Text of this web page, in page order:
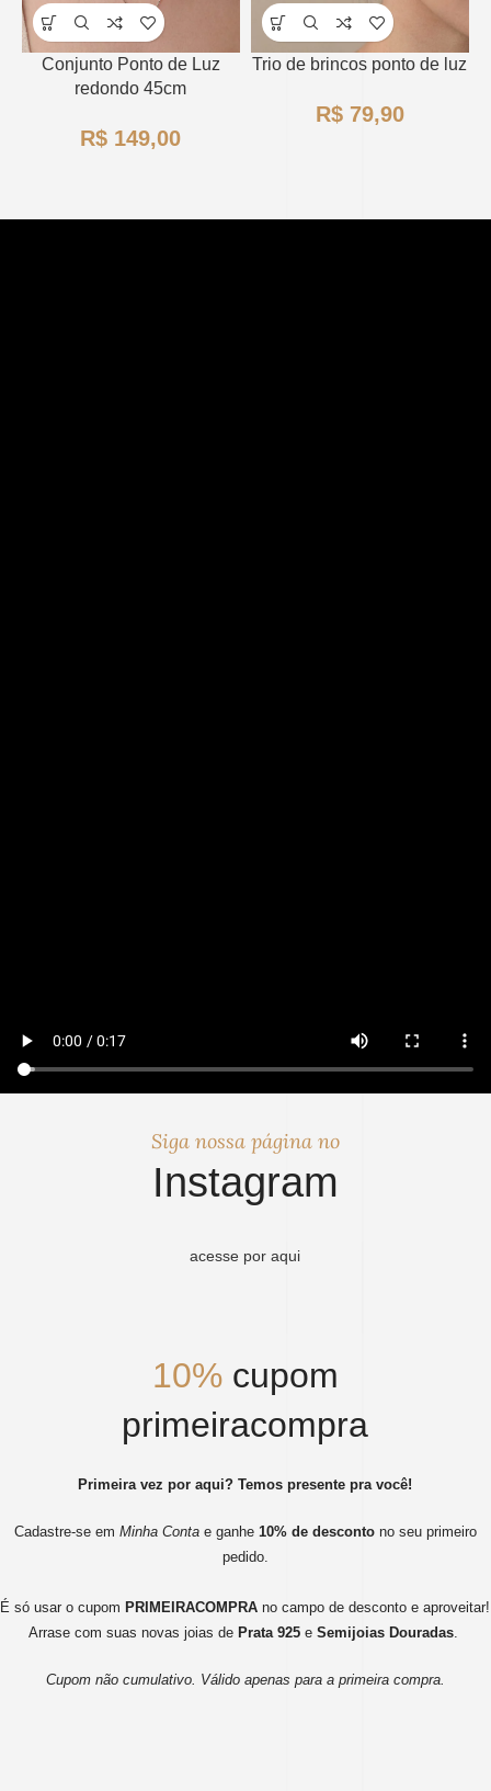
Conjunto Ponto de Luz
redondo 45cm
R$
Trio de brincos ponto de luz
R$
Siga nossa página no
Instagram
acesse por aqui
10%cupom
primeiracompra
Primeira vez por aqui? Temos presente pra você!
Cadastre-se em Minha Contae ganhe 10% de descontono seu primeiro
pedido.
É só usar o cupomPRIMEIRACOMPRA no campo de desconto e aproveitar!
Arrase com suas novas joias de Prata 925e Semijoias Douradas.
Cupom não cumulativo. Válido apenas para a primeira compra.